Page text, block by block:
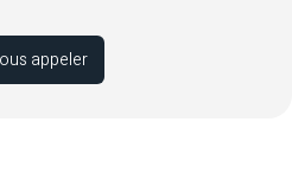
appeler